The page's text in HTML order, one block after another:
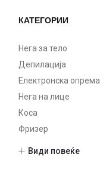
КАТЕГОРИИ
Нега за тело
Депилација
Електронска опрема
Нега на лице
Коса
Фризер
Види повеќе